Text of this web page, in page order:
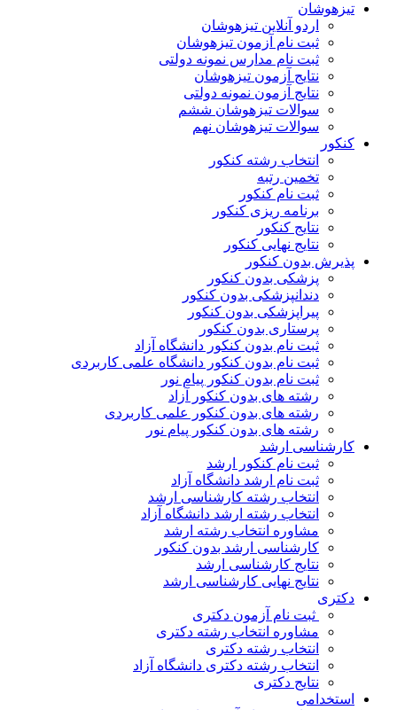
تیزهوشان
اردو آنلاین تیزهوشان
ثبت نام آزمون تیزهوشان
ثبت نام مدارس نمونه دولتی
نتایج آزمون تیزهوشان
نتایج آزمون نمونه دولتی
سوالات تیزهوشان ششم
سوالات تیزهوشان نهم
کنکور
انتخاب رشته کنکور
تخمین رتبه
ثبت نام کنکور
برنامه ریزی کنکور
نتایج کنکور
نتایج نهایی کنکور
پذیرش بدون کنکور
پزشکی بدون کنکور
دندانپزشکی بدون کنکور
پیراپزشکی بدون کنکور
پرستاری بدون کنکور
ثبت نام بدون کنکور دانشگاه آزاد
ثبت نام بدون کنکور دانشگاه علمی کاربردی
ثبت نام بدون کنکور پیام نور
رشته های بدون کنکور آزاد
رشته های بدون کنکور علمی کاربردی
رشته های بدون کنکور پیام نور
کارشناسی ارشد
ثبت نام کنکور ارشد
ثبت نام ارشد دانشگاه آزاد
انتخاب رشته کارشناسی ارشد
انتخاب رشته ارشد دانشگاه آزاد
مشاوره انتخاب رشته ارشد
کارشناسی ارشد بدون کنکور
نتایج کارشناسی ارشد
نتایج نهایی کارشناسی ارشد
دکتری
ثبت نام آزمون دکتری
مشاوره انتخاب رشته دکتری
انتخاب رشته دکتری
انتخاب رشته دکتری دانشگاه آزاد
نتایج دکتری
استخدامی